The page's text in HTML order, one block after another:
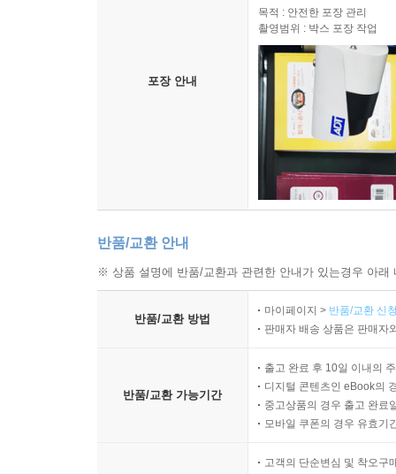
포장 안내
목적 : 안전한 포장 관리
촬영범위 : 박스 포장 작업
반품/교환 안내
※ 상품 설명에 반품/교환과 관련한 안내가 있는경우 아
반품/교환 방법
마이페이지 > 반품/교환 신
판매자 배송 상품은 판매자
반품/교환 가능기간
출고 완료 후 10일 이내의
디지털 콘텐츠인 eBook의
중고상품의 경우 출고 완료
모바일 쿠폰의 경우 유효기
고객의 단순변심 및 착오구